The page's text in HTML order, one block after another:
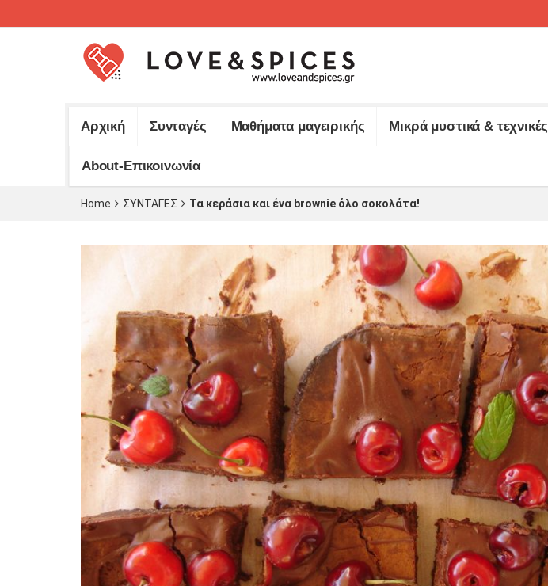
Αρχική Συνταγές Μαθήματα μαγειρικής Μικρά μυστικά & τεχνικές
About-Επικοινωνία
Home ΣΥΝΤΑΓΕΣ Τα κεράσια και ένα brownie όλο σοκολάτα!